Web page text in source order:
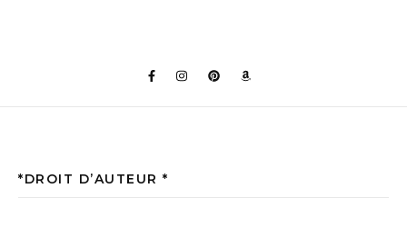
*DROIT D’AUTEUR *